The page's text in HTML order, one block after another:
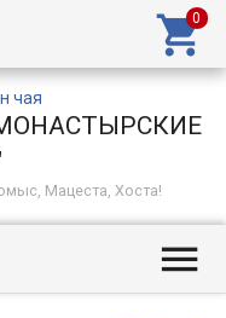

"МОНАСТЫРСКИЕ
Мацеста, Хоста!
